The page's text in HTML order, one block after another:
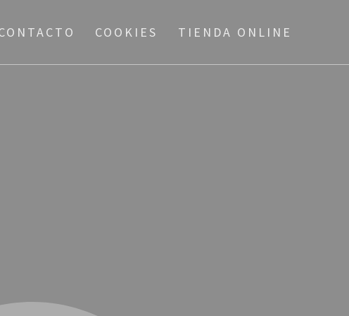
COOKIES TIENDA ONLINE